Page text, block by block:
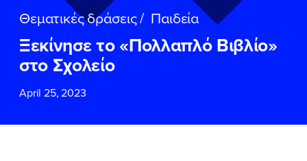
Θεματικές δράσεις/ Παιδεία
Ξεκίνησε το «Πολλαπλό Βιβλίο»
στο Σχολείο
April 25, 2023
ΕΠΙΘΕΤΟ*
ΤΗΛΕΦΩΝΟ
EMAIL
ΕΠΙΘΕΤΟ*
ΤΗΛΕΦΩΝΟ
EMAIL